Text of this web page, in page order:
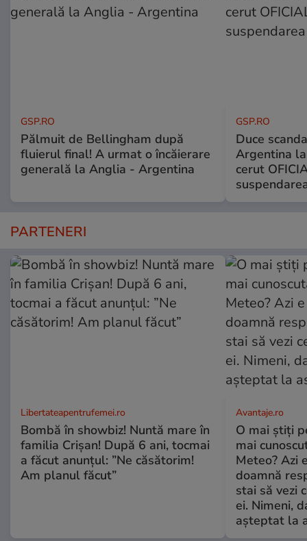
GSP.RO
Pălmuit de Bellingham după
fluierul final! A urmat o încăierare
generală la Anglia - Argentina
GSP.RO
Duce
Argentina
cerut
PARTENERI
Libertateapentrufemei.ro
Bombă în showbiz! Nuntă mare în
familia Crișan! După 6 ani, tocmai
a făcut anunțul: ”Ne căsătorim!
Am planul făcut”
Avantaje.ro
O mai știți
mai
Meteo? Azi
doamnă
stai să vezi
ei. Nimeni,
așteptat la